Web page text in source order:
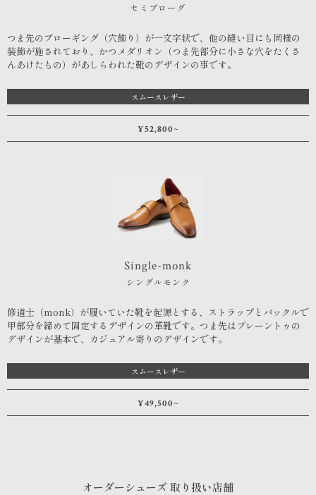
セミブローグ
つま先のブローギング（穴飾り）が一文字状で、他の縫い目にも同様の
装飾が施されており、かつメダリオン（つま先部分に小さな穴をたくさ
んあけたもの）があしらわれた靴のデザインの事です。
スムースレザー
¥52,800~
シングルモンク
Single-monk
修道士（monk）が履いていた靴を起源とする、ストラップとバックルで
甲部分を締めて固定するデザインの革靴です。つま先はプレーントゥの
デザインが基本で、カジュアル寄りのデザインです。
スムースレザー
¥49,500~
オーダーシューズ 取り扱い店舗